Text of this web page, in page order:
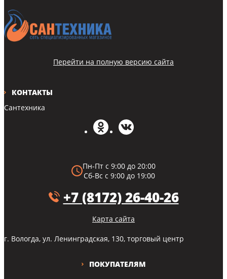
ПОКУПАТЕЛЯМ
КОНТАКТЫ
Сантехника
Пн-Пт с 9:00 до 20:00
Сб-Вс с 9:00 до 19:00
+7 (8172) 26-40-26
Карта сайта
г. Вологда, ул. Ленинградская, 130, торговый центр
Перейти на полную версию сайта